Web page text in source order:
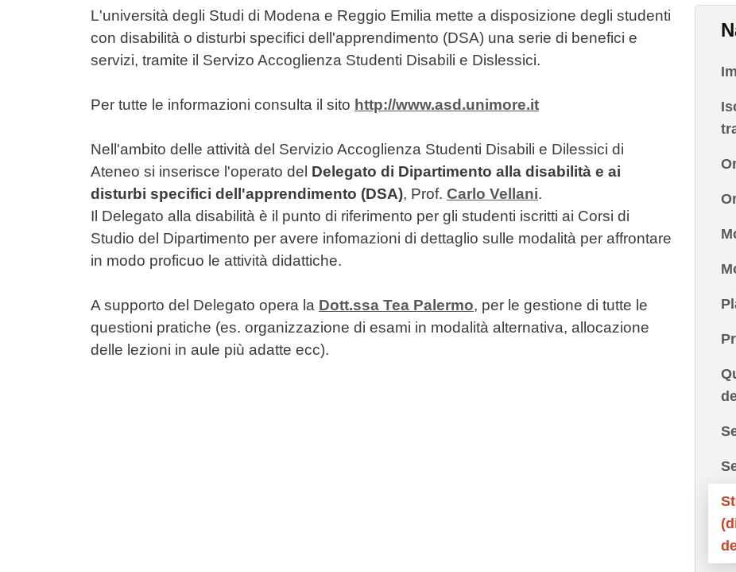
Contenuto
L'università degli Studi di Modena e Reggio Emilia mette a disposizione degli studenti
con disabilità o disturbi specifici dell'apprendimento (DSA) una serie di benefici e
servizi, tramite il Servizo Accoglienza Studenti Disabili e Dislessici.
Per tutte le informazioni consulta il sito http://www.asd.unimore.it
Nell'ambito delle attività del Servizio Accoglienza Studenti Disabili e Dilessici di
Ateneo si inserisce l'operato del Delegato di Dipartimento alla disabilità e ai
disturbi specifici dell'apprendimento (DSA), Prof. Carlo Vellani.
Il Delegato alla disabilità è il punto di riferimento per gli studenti iscritti ai Corsi di
Studio del Dipartimento per avere infomazioni di dettaglio sulle modalità per affrontare
in modo proficuo le attività didattiche.
A supporto del Delegato opera la Dott.ssa Tea Palermo, per le gestione di tutte le
questioni pratiche (es. organizzazione di esami in modalità alternativa, allocazione
delle lezioni in aule più adatte ecc).